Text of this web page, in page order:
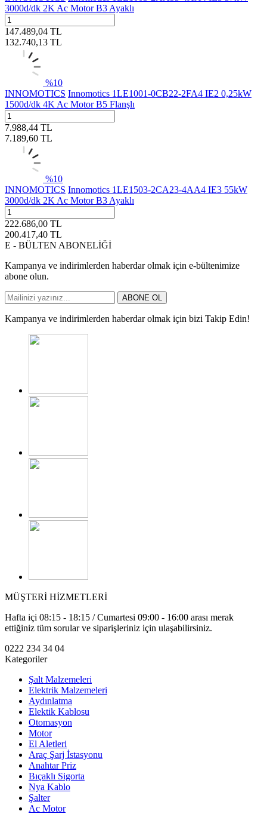
3000d/dk 2K Ac Motor B3 Ayaklı
147.489,04 TL
132.740,13 TL
%10
INNOMOTICS Innomotics 1LE1001-0CB22-2FA4 IE2 0,25kW
1500d/dk 4K Ac Motor B5 Flanşlı
7.988,44 TL
7.189,60 TL
%10
INNOMOTICS Innomotics 1LE1503-2CA23-4AA4 IE3 55kW
3000d/dk 2K Ac Motor B3 Ayaklı
222.686,00 TL
200.417,40 TL
E - BÜLTEN ABONELİĞİ
Kampanya ve indirimlerden haberdar olmak için e-bültenimize
abone olun.
ABONE OL
Kampanya ve indirimlerden haberdar olmak için bizi Takip Edin!
MÜŞTERİ HİZMETLERİ
Hafta içi 08:15 - 18:15 / Cumartesi 09:00 - 16:00 arası merak
ettiğiniz tüm sorular ve siparişleriniz için ulaşabilirsiniz.
0222 234 34 04
Kategoriler
Şalt Malzemeleri
Elektrik Malzemeleri
Aydınlatma
Elektik Kablosu
Otomasyon
Motor
El Aletleri
Araç Şarj İstasyonu
Anahtar Priz
Bıçaklı Sigorta
Nya Kablo
Şalter
Ac Motor